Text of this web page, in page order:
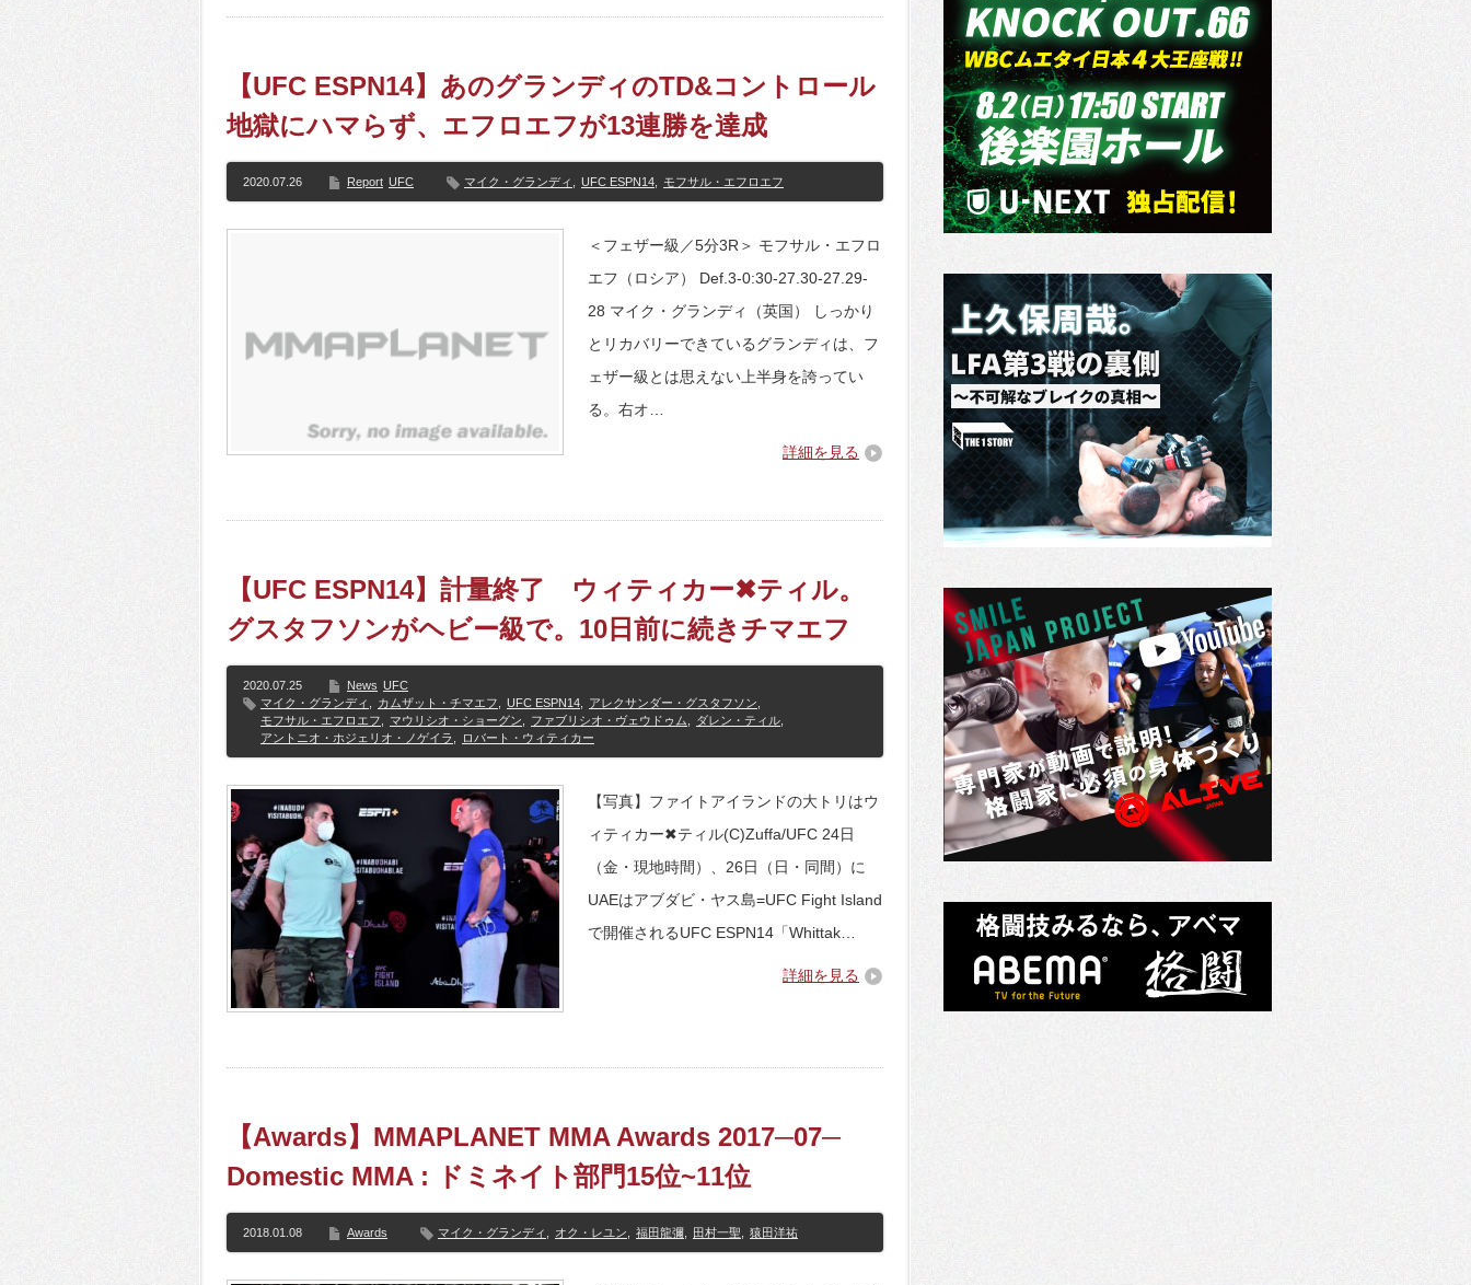
【UFC ESPN14】あのグランディのTD&コントロール
地獄にハマらず、エフロエフが13連勝を達成
2020.07.26 Report UFC マイク・グランディ UFC ESPN14 モフサル・エフロエフ
＜フェザー級／5分3R＞ モフサル・エフロ
エフ（ロシア） Def.3-0:30-27.30-27.29-
28 マイク・グランディ（英国） しっかり
とリカバリーできているグランディは、フ
ェザー級とは思えない上半身を誇ってい
る。右オ…
詳細を見る
【UFC ESPN14】計量終了 ウィティカー✖ティル。
グスタフソンがヘビー級で。10日前に続きチマエフ
2020.07.25 News UFC
マイク・グランディ
カムザット・チマエフ UFC ESPN14 アレクサンダー・グスタフソン
モフサル・エフロエフ
マウリシオ・ショーグン ファブリシオ・ヴェウドゥム ダレン・ティル
アントニオ・ホジェリオ・ノゲイラ
ロバート・ウィティカー
【写真】ファイトアイランドの大トリはウ
ィティカー✖ティル(C)Zuffa/UFC 24日
（金・現地時間）、26日（日・同間）に
UAEはアブダビ・ヤス島=UFC Fight Island
で開催されるUFC ESPN14「Whittak…
詳細を見る
【Awards】MMAPLANET MMA Awards 2017─07─
Domestic MMA : ドミネイト部門15位~11位
2018.01.08 Awards マイク・グランディ オク・レユン 福田龍彌 田村一聖 猿田洋祐